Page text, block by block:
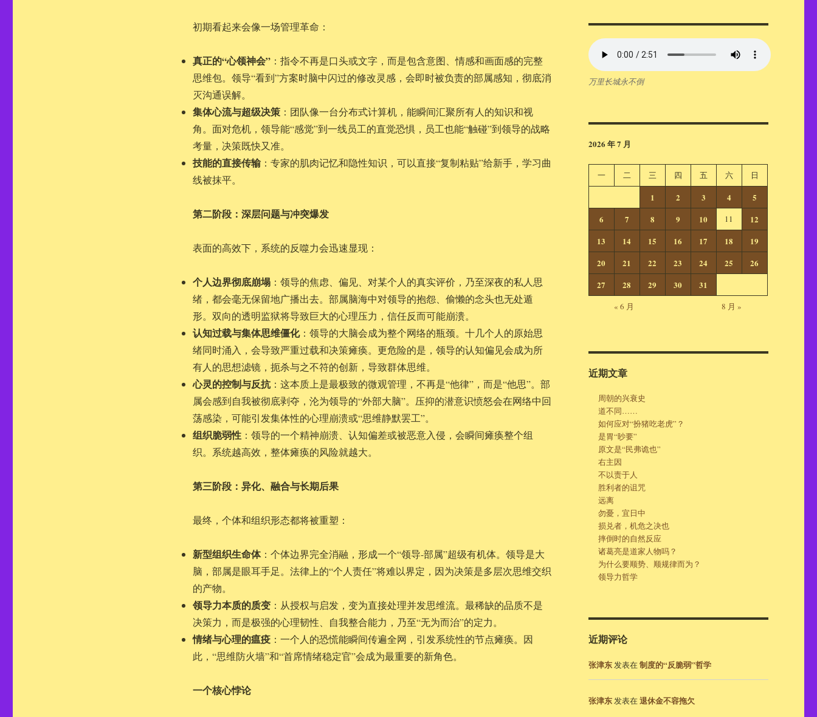
初期看起来会像一场管理革命：
真正的“心领神会”：指令不再是口头或文字，而是包含意图、情感和画面感的完整
思维包。领导“看到”方案时脑中闪过的修改灵感，会即时被负责的部属感知，彻底消
灭沟通误解。
集体心流与超级决策：团队像一台分布式计算机，能瞬间汇聚所有人的知识和视
角。面对危机，领导能“感觉”到一线员工的直觉恐惧，员工也能“触碰”到领导的战略
考量，决策既快又准。
技能的直接传输：专家的肌肉记忆和隐性知识，可以直接“复制粘贴”给新手，学习曲
线被抹平。
第二阶段：深层问题与冲突爆发
表面的高效下，系统的反噬力会迅速显现：
个人边界彻底崩塌：领导的焦虑、偏见、对某个人的真实评价，乃至深夜的私人思
绪，都会毫无保留地广播出去。部属脑海中对领导的抱怨、偷懒的念头也无处遁
形。双向的透明监狱将导致巨大的心理压力，信任反而可能崩溃。
认知过载与集体思维僵化：领导的大脑会成为整个网络的瓶颈。十几个人的原始思
绪同时涌入，会导致严重过载和决策瘫痪。更危险的是，领导的认知偏见会成为所
有人的思想滤镜，扼杀与之不符的创新，导致群体思维。
心灵的控制与反抗：这本质上是最极致的微观管理，不再是“他律”，而是“他思”。部
属会感到自我被彻底剥夺，沦为领导的“外部大脑”。压抑的潜意识愤怒会在网络中回
荡感染，可能引发集体性的心理崩溃或“思维静默罢工”。
组织脆弱性：领导的一个精神崩溃、认知偏差或被恶意入侵，会瞬间瘫痪整个组
织。系统越高效，整体瘫痪的风险就越大。
第三阶段：异化、融合与长期后果
最终，个体和组织形态都将被重塑：
新型组织生命体：个体边界完全消融，形成一个“领导-部属”超级有机体。领导是大
脑，部属是眼耳手足。法律上的“个人责任”将难以界定，因为决策是多层次思维交织
的产物。
领导力本质的质变：从授权与启发，变为直接处理并发思维流。最稀缺的品质不是
决策力，而是极强的心理韧性、自我整合能力，乃至“无为而治”的定力。
情绪与心理的瘟疫：一个人的恐慌能瞬间传遍全网，引发系统性的节点瘫痪。因
此，“思维防火墙”和“首席情绪稳定官”会成为最重要的新角色。
一个核心悖论
万里长城永不倒
2026 年 7 月
一 二 三 四 五 六 日
1 2 3 4
5
6
7 8 9 10 11
12
13
14 15 16 17 18
19
20
21 22 23 24 25
26
27
28 29 30 31
« 6 月 8 月 »
近期文章
周朝的兴衰史
道不同……
如何应对“扮猪吃老虎”？
是胃“眇要”
原文是“民弗诡也”
右主因
不以责于人
胜利者的诅咒
远离
勿憂，宜日中
损兑者，机危之决也
摔倒时的自然反应
诸葛亮是道家人物吗？
为什么要顺势、顺规律而为？
领导力哲学
近期评论
张津东发表在制度的“反脆弱”哲学
张津东发表在退休金不容拖欠